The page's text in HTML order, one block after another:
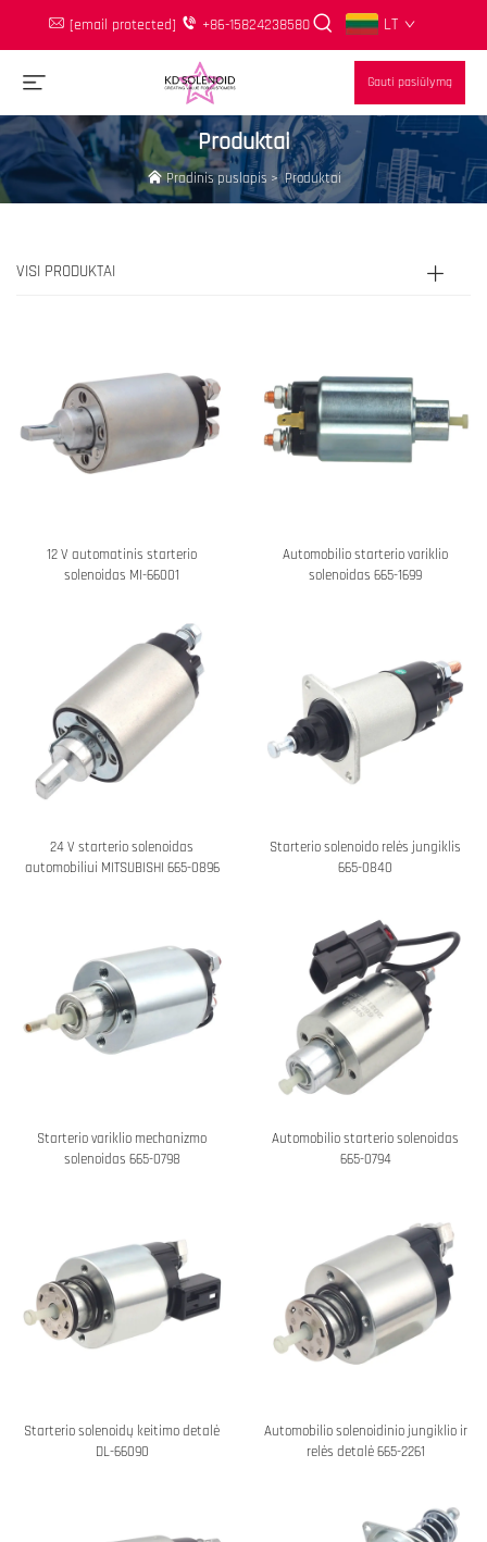
[email protected] +86-15824238580 LT
Gauti pasiūlymą
Produktai
Pradinis puslapis >Produktai
VISI PRODUKTAI
12 V automatinis starterio
solenoidas MI-66001
Automobilio starterio variklio
solenoidas 665-1699
24 V starterio solenoidas
automobiliui MITSUBISHI 665-0896
Starterio solenoido relės jungiklis
665-0840
Starterio variklio mechanizmo
solenoidas 665-0798
Automobilio starterio solenoidas
665-0794
Starterio solenoidų keitimo detalė
DL-66090
Automobilio solenoidinio jungiklio ir
relės detalė 665-2261